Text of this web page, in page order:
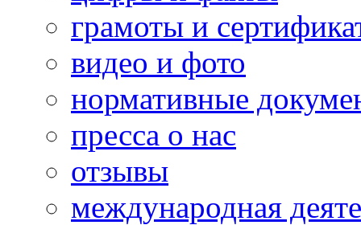
грамоты и
видео и фото
нормативные
пресса о нас
отзывы
международная